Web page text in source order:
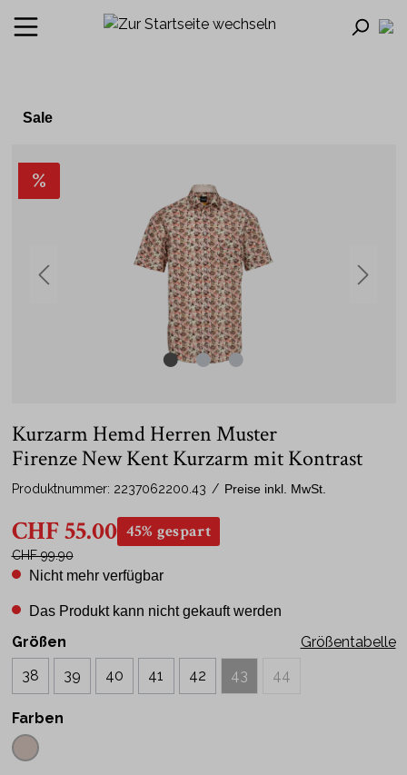
Sale
%
Kurzarm Hemd Herren Muster
Firenze New Kent Kurzarm mit Kontrast
Produktnummer: 2237062200.43 / Preise inkl. MwSt.
CHF 55.00 45% gespart
CHF 99.90
Nicht mehr verfügbar
Das Produkt kann nicht gekauft werden
Größentabelle
Größen
38
39 40 41 42 43 44
Farben